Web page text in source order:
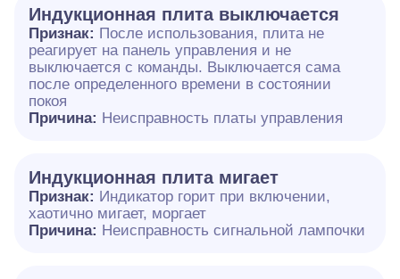
Индукционная плита выключается
Признак: После использования, плита не
реагирует на панель управления и не
выключается с команды. Выключается сама
после определенного времени в состоянии
покоя
Причина: Неисправность платы управления
Индукционная плита мигает
Признак: Индикатор горит при включении,
хаотично мигает, моргает
Причина: Неисправность сигнальной лампочки